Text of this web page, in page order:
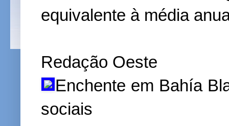
equivalente à média
Redação Oeste
Enchente em Bahía
sociais